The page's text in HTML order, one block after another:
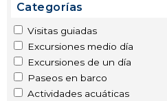
Categorías
Visitas guiadas
Excursiones medio día
Excursiones de un día
Paseos en barco
Actividades acuáticas